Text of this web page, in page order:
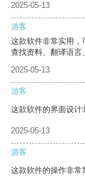
2025-05-13
游客
这款软件非常实用，
查找资料、翻译语言
2025-05-13
游客
这款软件的界面设计
2025-05-13
游客
这款软件的操作非常